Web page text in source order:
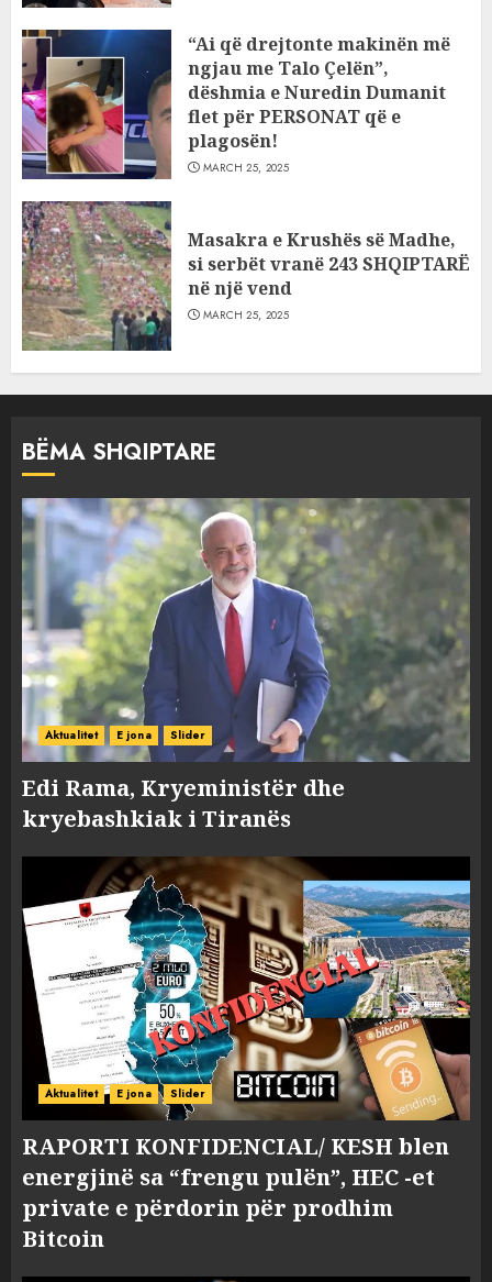
“Ai që drejtonte makinën më
ngjau me Talo Çelën”,
dëshmia e Nuredin Dumanit
flet për PERSONAT që e
plagosën!
MARCH 25, 2025
Masakra e Krushës së Madhe,
si serbët vranë 243 SHQIPTARË
në një vend
MARCH 25, 2025
BËMA SHQIPTARE
Aktualitet E jona Slider
Edi Rama, Kryeministër dhe
kryebashkiak i Tiranës
Aktualitet E jona Slider
RAPORTI KONFIDENCIAL/ KESH blen
energjinë sa “frengu pulën”, HEC -et
private e përdorin për prodhim
Bitcoin